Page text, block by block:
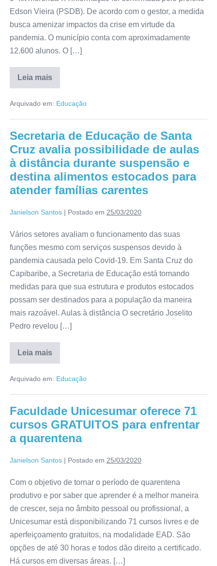
Edson Vieira (PSDB). De acordo com o gestor, a medida
busca amenizar impactos da crise em virtude da
pandemia. O município conta com aproximadamente
12.600 alunos. O […]
Leia mais
Arquivado em: Educação
Secretaria de Educação de Santa
Cruz avalia possibilidade de aulas
à distância durante suspensão e
destina alimentos estocados para
atender famílias carentes
Janielson Santos | Postado em 25/03/2020
Vários setores avaliam o funcionamento das suas
funções mesmo com serviços suspensos devido à
pandemia causada pelo Covid-19. Em Santa Cruz do
Capibaribe, a Secretaria de Educação está tomando
medidas para que sua estrutura e produtos estocados
possam ser destinados para a população da maneira
mais razoável. Aulas à distância O secretário Joselito
Pedro revelou […]
Leia mais
Arquivado em: Educação
Faculdade Unicesumar oferece 71
cursos GRATUITOS para enfrentar
a quarentena
Janielson Santos | Postado em 25/03/2020
Com o objetivo de tornar o período de quarentena
produtivo e por saber que aprender é a melhor maneira
de crescer, seja no âmbito pessoal ou profissional, a
Unicesumar está disponibilizando 71 cursos livres e de
aperfeiçoamento gratuitos, na modalidade EAD. São
opções de até 30 horas e todos dão direito a certificado.
Há cursos em diversas áreas. […]